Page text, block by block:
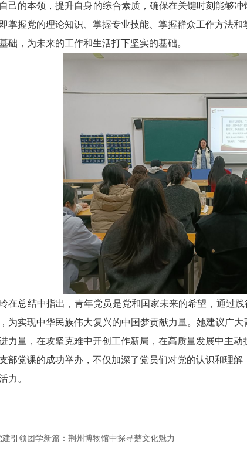
己的本领，提升自身的综合素质，确保在关键时刻能够冲
掌握党的理论知识、掌握专业技能、掌握群众工作方法
础，为未来的工作和生活打下坚实的基础。
在总结中指出，青年党员是党和国家未来的希望，通过践
为实现中华民族伟大复兴的中国梦贡献力量。 她建议广大
力量，在攻坚克难中开创工作新局，在高质量发展中主动
部党课的成功举办，不仅加深了党员们对党的认识和理
力。
建引领团学新篇：荆州博物馆中探寻楚文化魅力